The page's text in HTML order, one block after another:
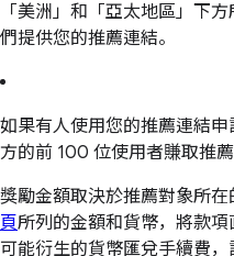
「美洲」和「亞太地區」下
們提供您的推薦連結。
如果有人使用您的推薦連結
方的前 100 位使用者賺取推薦
獎勵金額取決於推薦對象所
頁所列的金額和貨幣，將款
可能衍生的貨幣匯兌手續費，